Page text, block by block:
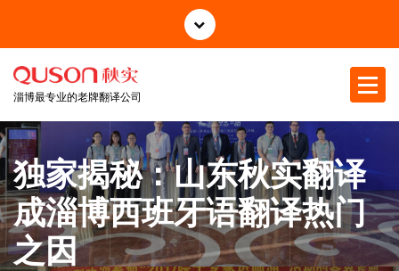
正
淄博最专业的老牌翻译公司
独家揭秘：山东秋实翻译
成淄博西班牙语翻译热门
之因